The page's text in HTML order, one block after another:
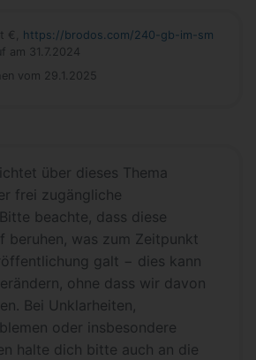
€, https://brodos.com/240-gb-im-sm
am 31.7.2024
vom 29.1.2025
über dieses Thema
frei zugängliche
beachte, dass diese
beruhen, was zum Zeitpunkt
galt − dies kann
ohne dass wir davon
Bei Unklarheiten,
oder insbesondere
halte dich bitte auch an die